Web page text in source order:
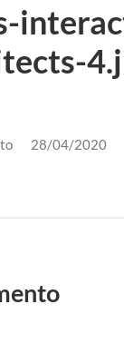
28/04/2020